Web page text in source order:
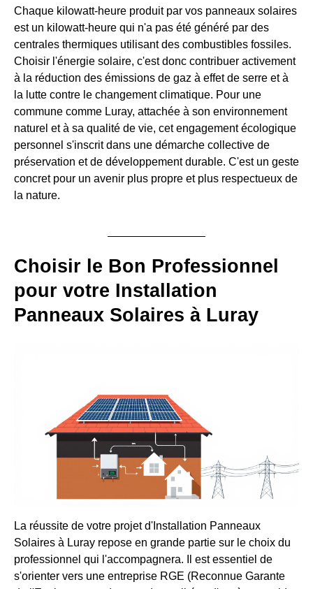
Chaque kilowatt-heure produit par vos panneaux solaires
est un kilowatt-heure qui n'a pas été généré par des
centrales thermiques utilisant des combustibles fossiles.
Choisir l'énergie solaire, c'est donc contribuer activement
à la réduction des émissions de gaz à effet de serre et à
la lutte contre le changement climatique. Pour une
commune comme Luray, attachée à son environnement
naturel et à sa qualité de vie, cet engagement écologique
personnel s'inscrit dans une démarche collective de
préservation et de développement durable. C'est un geste
concret pour un avenir plus propre et plus respectueux de
la nature.
Choisir le Bon Professionnel
pour votre Installation
Panneaux Solaires à Luray
La réussite de votre projet d'Installation Panneaux
Solaires à Luray repose en grande partie sur le choix du
professionnel qui l'accompagnera. Il est essentiel de
s'orienter vers une entreprise RGE (Reconnue Garante